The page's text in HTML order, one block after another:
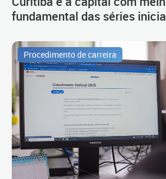
fundamental das séries
Procedimento de carreira